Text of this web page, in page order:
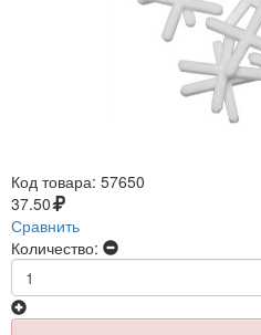
Код товара: 57650
37.50
Сравнить
Количество: